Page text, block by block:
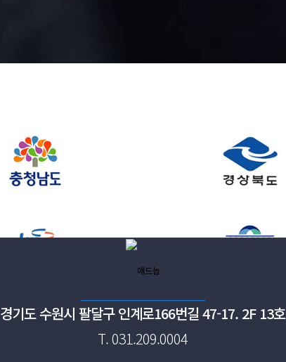
경기도 수원시 팔달구 인계로166번길 47-17. 2F 13호
T. 031.209.0004